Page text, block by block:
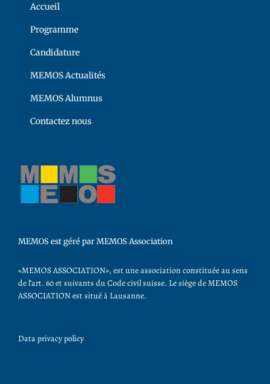
Accueil
Programme
Candidature
MEMOS Actualités
MEMOS Alumnus
Contactez nous
MEMOS est géré par MEMOS Association
«MEMOS ASSOCIATION», est une association constituée au sens
de l’art. 60 et suivants du Code civil suisse. Le siège de MEMOS
ASSOCIATION est situé à Lausanne.
Data privacy policy